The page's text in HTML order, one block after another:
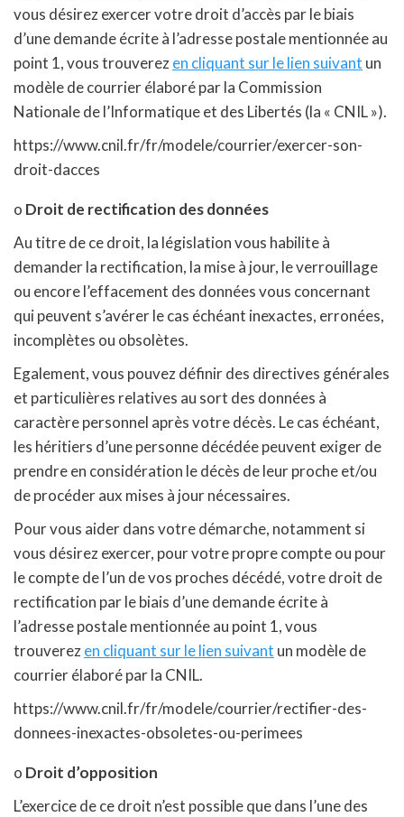
vous désirez exercer votre droit d’accès par le biais
d’une demande écrite à l’adresse postale mentionnée au
point 1, vous trouverezen cliquant sur le lien suivant un
modèle de courrier élaboré par la Commission
Nationale de l’Informatique et des Libertés (la « CNIL »).
https://www.cnil.fr/fr/modele/courrier/exercer-son-
droit-dacces
o Droit de rectification des données
Au titre de ce droit, la législation vous habilite à
demander la rectification, la mise à jour, le verrouillage
ou encore l’effacement des données vous concernant
qui peuvent s’avérer le cas échéant inexactes, erronées,
incomplètes ou obsolètes.
Egalement, vous pouvez définir des directives générales
et particulières relatives au sort des données à
caractère personnel après votre décès. Le cas échéant,
les héritiers d’une personne décédée peuvent exiger de
prendre en considération le décès de leur proche et/ou
de procéder aux mises à jour nécessaires.
Pour vous aider dans votre démarche, notamment si
vous désirez exercer, pour votre propre compte ou pour
le compte de l’un de vos proches décédé, votre droit de
rectification par le biais d’une demande écrite à
l’adresse postale mentionnée au point 1, vous
trouverezen cliquant sur le lien suivant un modèle de
courrier élaboré par la CNIL.
https://www.cnil.fr/fr/modele/courrier/rectifier-des-
donnees-inexactes-obsoletes-ou-perimees
o Droit d’opposition
L’exercice de ce droit n’est possible que dans l’une des